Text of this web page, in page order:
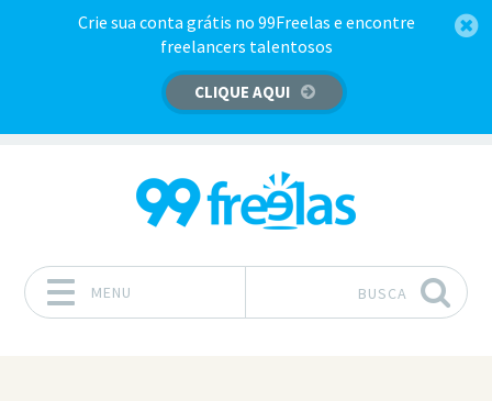
Crie sua conta grátis no 99Freelas e encontre
freelancers talentosos
CLIQUE AQUI
MENU BUSCA